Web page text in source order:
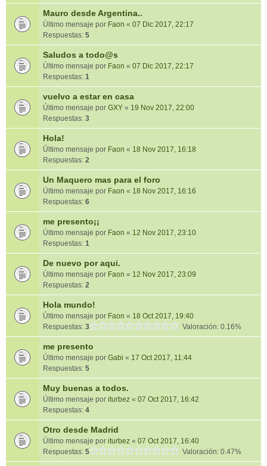
Mauro desde Argentina..
Último mensaje por Faon « 07 Dic 2017, 22:17
Respuestas: 5
Saludos a todo@s
Último mensaje por Faon « 07 Dic 2017, 22:17
Respuestas: 1
vuelvo a estar en casa
Último mensaje por GXY « 19 Nov 2017, 22:00
Respuestas: 3
Hola!
Último mensaje por Faon « 18 Nov 2017, 16:18
Respuestas: 2
Un Maquero mas para el foro
Último mensaje por Faon « 18 Nov 2017, 16:16
Respuestas: 6
me presento¡¡
Último mensaje por Faon « 12 Nov 2017, 23:10
Respuestas: 1
De nuevo por aqui.
Último mensaje por Faon « 12 Nov 2017, 23:09
Respuestas: 2
Hola mundo!
Último mensaje por Faon « 18 Oct 2017, 19:40
Respuestas: 3 Valoración: 0.16%
me presento
Último mensaje por Gabi « 17 Oct 2017, 11:44
Respuestas: 5
Muy buenas a todos.
Último mensaje por iturbez « 07 Oct 2017, 16:42
Respuestas: 4
Otro desde Madrid
Último mensaje por iturbez « 07 Oct 2017, 16:40
Respuestas: 5 Valoración: 0.47%